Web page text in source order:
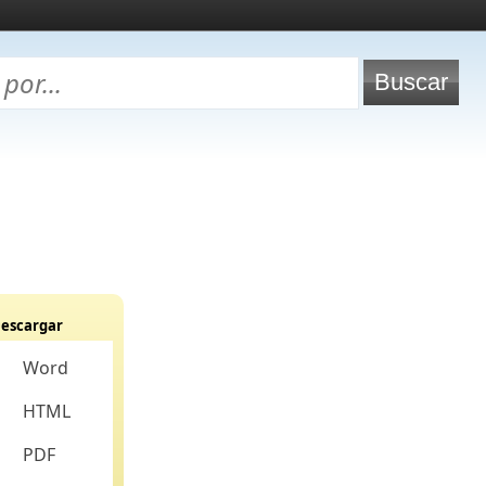
Word
HTML
PDF